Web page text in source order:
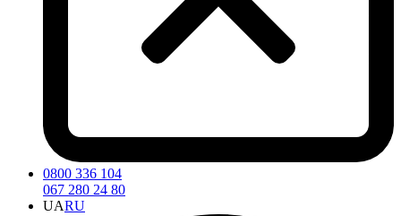
0800 336 104
067 280 24 80
UARU